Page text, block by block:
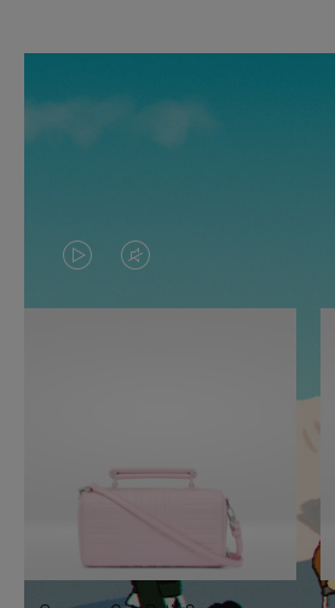
LA
VIDÉO
PAUSE,
APPUYEZ
SUR
LE
SON
DÉSACTIVÉ.
VEUILLEZ